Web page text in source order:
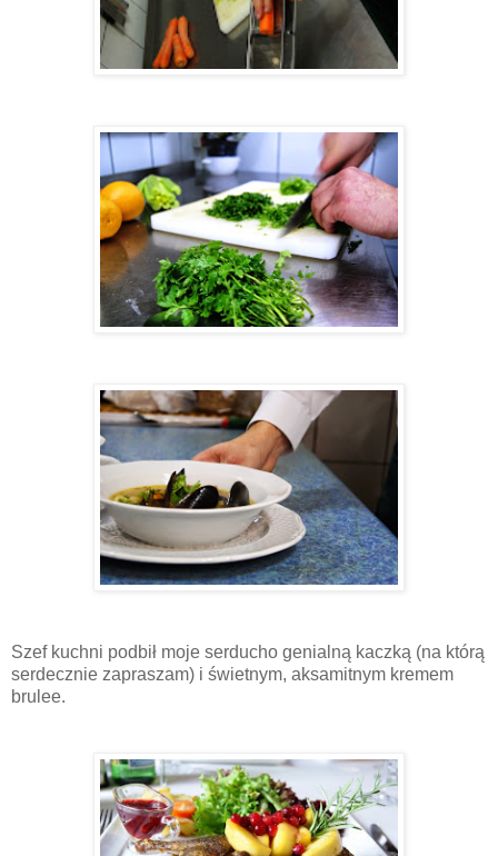
Szef kuchni podbił moje serducho genialną kaczką (na którą
serdecznie zapraszam) i świetnym, aksamitnym kremem
brulee.